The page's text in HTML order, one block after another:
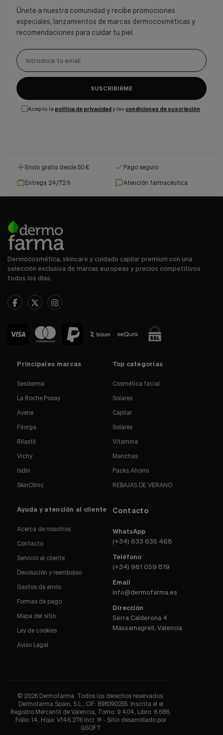
Únete a nuestra comunidad y recibe promociones
especiales, lanzamientos de marcas dermocosméticas y
recomendaciones para cuidar tu piel.
SUSCRIBIRME
Acepto la política de privacidady las condiciones de suscripción
Envío gratis desde 50 € Pago seguro
Entrega 24/72 h Atención farmacéutica
Dermocosmética, skincare y cuidado capilar premium con una
selección exclusiva de marcas europeas y precios competitivos
todos los días.
Principales marcas
Sesderma
La Roche Posay
Avene
Filorga
Rilastil
Vichy
Isdin
SkinClinic
Top categorías
Cosmética facial
Solares
Capilar
Solares
Vitamina
Manchas
Packs Ahorro
REBAJAS DE VERANO
Ayuda y atención al cliente
Acerca de nosotros
Contacto
Servicio al cliente
Devolución y reembolso
Gastos de envío
Formas de pago
Mapa del sitio
Ley de cookies
Aviso Legal
Contacto
WhatsApp
(+34) 633 635 468
Teléfono
(+34) 961 059 819
Email
info@dermofarma.es
Dirección
Serra Calderona 4
Massamagrell, Valencia
© 2026 Dermofarma. Todos los derechos reservados.
Dermofarma Spain, S.L., CIF: B98390255. Inscrita el el
Registro Mercantil de Valencia, Tomo: 9.404, Libro: 6.686,
Folio: 14, Hoja: V146.276 Incr. 1ª - Sitio desarrollado por
GSOFT